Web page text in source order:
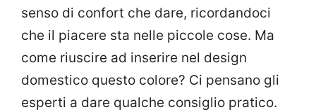
senso di confort che dare, ricordandoci
che il piacere sta nelle piccole cose. Ma
come riuscire ad inserire nel design
domestico questo colore? Ci pensano gli
esperti a dare qualche consiglio pratico.